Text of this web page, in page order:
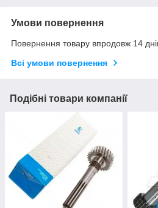
Умови повернення
Повернення товару впродовж 14
Всі умови повернення
Подібні товари компанії